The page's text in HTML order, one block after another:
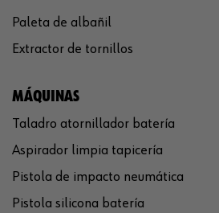
Paleta de albañil
Extractor de tornillos
MÁQUINAS
Taladro atornillador batería
Aspirador limpia tapicería
Pistola de impacto neumática
Pistola silicona batería